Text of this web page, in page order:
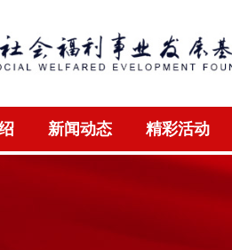
新闻动态 精彩活动